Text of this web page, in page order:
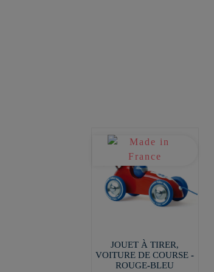
JOUET À TIRER,
VOITURE DE COURSE -
ROUGE-BLEU